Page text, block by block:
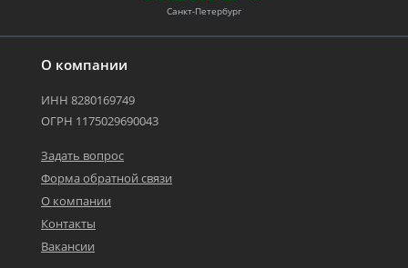
О компании
ИНН 8280169749
ОГРН 1175029690043
Задать вопрос
Форма обратной связи
О компании
Контакты
Вакансии
Санкт-Петербург